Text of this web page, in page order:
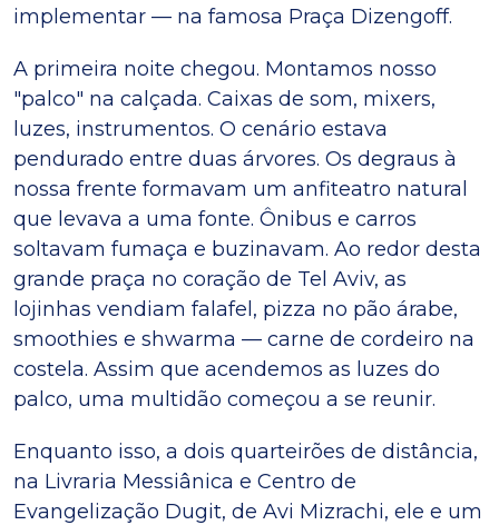
implementar — na famosa Praça Dizengoff.
A primeira noite chegou. Montamos nosso
"palco" na calçada. Caixas de som, mixers,
luzes, instrumentos. O cenário estava
pendurado entre duas árvores. Os degraus à
nossa frente formavam um anfiteatro natural
que levava a uma fonte. Ônibus e carros
soltavam fumaça e buzinavam. Ao redor desta
grande praça no coração de Tel Aviv, as
lojinhas vendiam falafel, pizza no pão árabe,
smoothies e shwarma — carne de cordeiro na
costela. Assim que acendemos as luzes do
palco, uma multidão começou a se reunir.
Enquanto isso, a dois quarteirões de distância,
na Livraria Messiânica e Centro de
Evangelização Dugit, de Avi Mizrachi, ele e um